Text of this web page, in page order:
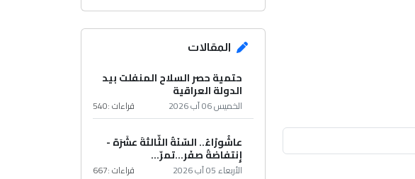
المقالات
حتمية حصر السلاح المنفلت بيد
الدولة العراقية
الخميس 06 آب 2026 قراءات :540
عاشُورْاءُ.. السّنَةُ الثّالثةَ عشَرَة -
إِنتفاضةُ صفَر…تمرّ...
الأربعاء 05 آب 2026 قراءات :667